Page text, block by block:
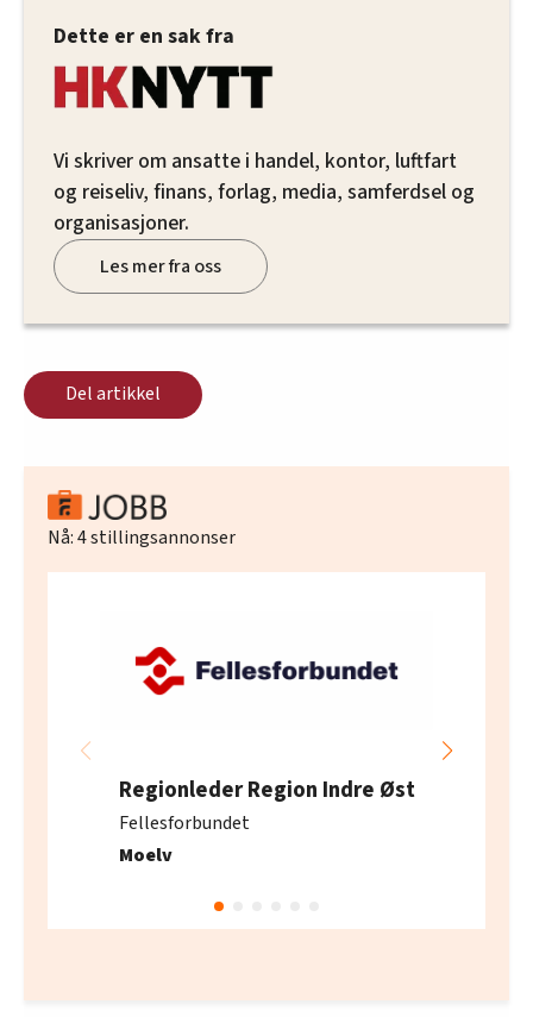
Dette er en sak fra
Vi skriver om ansatte i handel, kontor, luftfart
og reiseliv, finans, forlag, media, samferdsel og
organisasjoner.
Les mer fra oss
Del artikkel
Nå:4stillingsannonser
Regionleder Region Indre Øst
Fellesforbundet
Moelv